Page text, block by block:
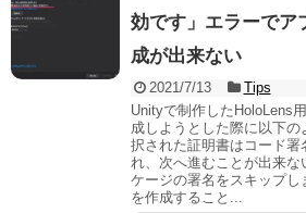
効です」エラーでア
成が出来ない
2021/7/13
Tips
Unityで制作したHoloLens
成しようとした際に以下
択された証明書はコード署
れ、次へ進むことが出来
ケージの署名をスキップ
を作成すること...